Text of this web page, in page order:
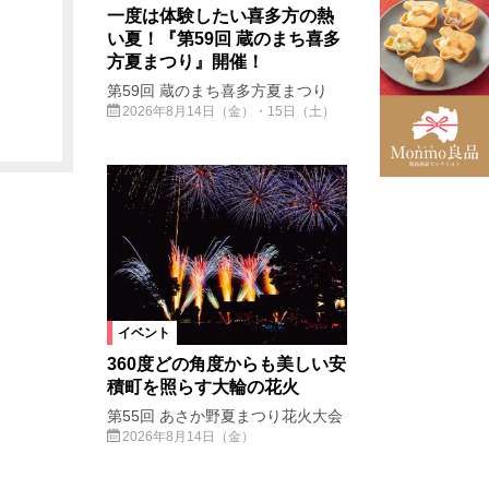
一度は体験したい喜多方の熱
い夏！『第59回 蔵のまち喜多
方夏まつり』開催！
第59回 蔵のまち喜多方夏まつり
2026年8月14日（金）・15日（土）
イベント
360度どの角度からも美しい安
積町を照らす大輪の花火
第55回 あさか野夏まつり花火大会
2026年8月14日（金）